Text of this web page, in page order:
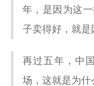
年，是因为这
子卖得好，就是
再过五年，中
场，这就是为什